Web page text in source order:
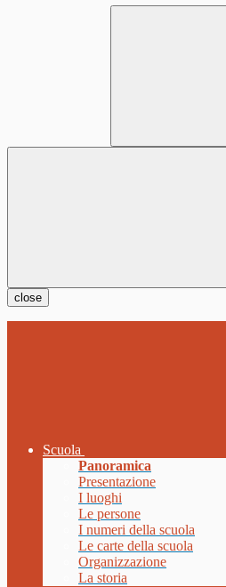
close
Scuola
Panoramica
Presentazione
I luoghi
Le persone
I numeri della scuola
Le carte della scuola
Organizzazione
La storia